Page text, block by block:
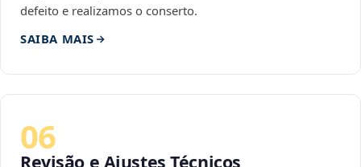
defeito e realizamos o conserto.
SAIBA MAIS
06
Revisão e Ajustes Técnicos